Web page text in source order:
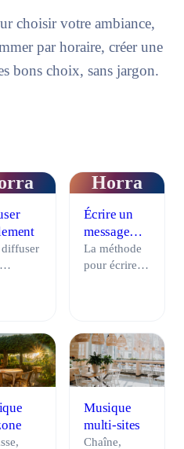
choisir votre ambiance,
par horaire, créer une
bons choix, sans jargon.
il
être en
la
Horra
Écrire un
message
audio
La méthode
pour écrire
point de
vente : la
checklist en
7 points et 5
à l'emploi
(accueil,
promo,
Musique
multi-sites
Chaîne,